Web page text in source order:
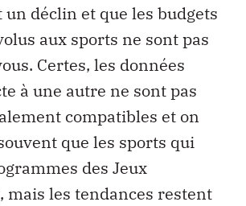
déclin et que les budgets
aux sports ne sont pas
Certes, les données
à une autre ne sont pas
compatibles et on
que les sports qui
des Jeux
mais les tendances restent